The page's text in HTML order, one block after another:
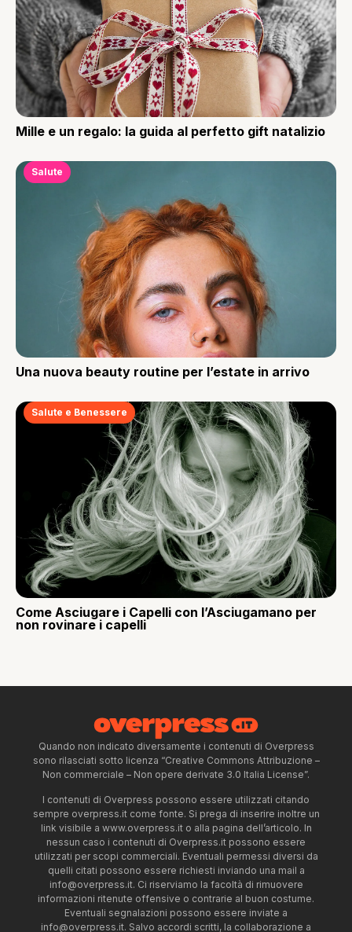
Mille e un regalo: la guida al perfetto gift natalizio
Salute
Una nuova beauty routine per l’estate in arrivo
Salute e Benessere
Come Asciugare i Capelli con l’Asciugamano per
non rovinare i capelli
Quando non indicato diversamente i contenuti di Overpress
sono rilasciati sotto licenza “Creative Commons Attribuzione –
Non commerciale – Non opere derivate 3.0 Italia License”.
I contenuti di Overpress possono essere utilizzati citando
sempre overpress.it come fonte. Si prega di inserire inoltre un
link visibile a www.overpress.it o alla pagina dell’articolo. In
nessun caso i contenuti di Overpress.it possono essere
utilizzati per scopi commerciali. Eventuali permessi diversi da
quelli citati possono essere richiesti inviando una mail a
info@overpress.it. Ci riserviamo la facoltà di rimuovere
informazioni ritenute offensive o contrarie al buon costume.
Eventuali segnalazioni possono essere inviate a
info@overpress.it. Salvo accordi scritti, la collaborazione a